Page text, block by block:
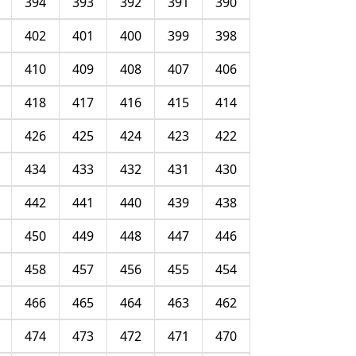
398
399
400
401
402
406
407
408
409
410
414
415
416
417
418
422
423
424
425
426
430
431
432
433
434
438
439
440
441
442
446
447
448
449
450
454
455
456
457
458
462
463
464
465
466
470
471
472
473
474